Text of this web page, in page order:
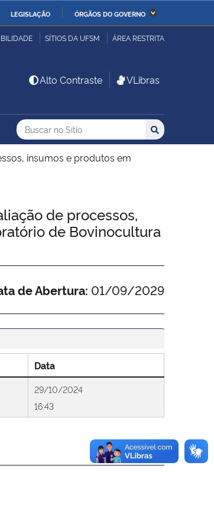
LEGISLAÇÃO ÓRGÃOS DO GOVERNO
Ministério da Infraestrutura
Ministério da Ciência,
Tecnologia, Inovações e
SÍTIOS DA UFSM ÁREA RESTRITA
Alto Contraste VLibras
Busca
Buscar no no Sítio
Busca: Buscar
insumos e produtos em
de processos,
de Bovinocultura
de Abertura: 01/09/2029
Data
29/10/2024
16:43